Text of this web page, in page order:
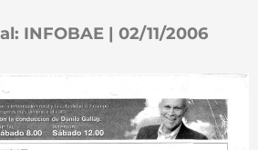
INFOBAE | 02/11/2006